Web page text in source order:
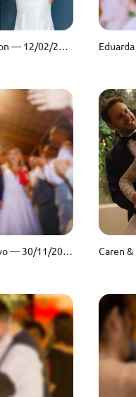
Josilene & Robson — 12/02/2022 — Casa Gaya Eventos
Pamela & Gustavo — 30/11/2019 — Espaço Vista Verde